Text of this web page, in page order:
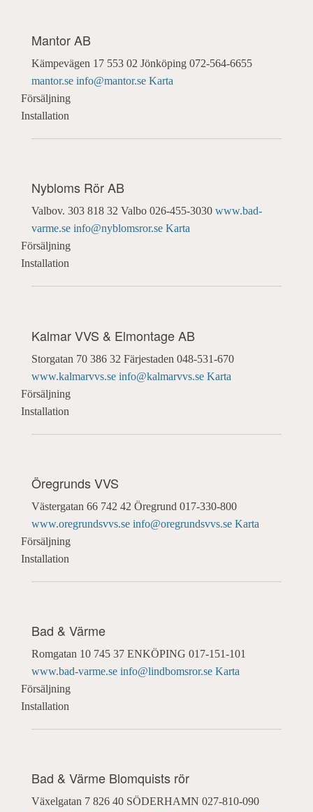
Mantor AB
Kämpevägen 17 553 02 Jönköping 072-564-6655
mantor.se info@mantor.se Karta
Försäljning
Installation
Nybloms Rör AB
Valbov. 303 818 32 Valbo 026-455-3030 www.bad-
varme.se info@nyblomsror.se Karta
Försäljning
Installation
Kalmar VVS & Elmontage AB
Storgatan 70 386 32 Färjestaden 048-531-670
www.kalmarvvs.se info@kalmarvvs.se Karta
Försäljning
Installation
Öregrunds VVS
Västergatan 66 742 42 Öregrund 017-330-800
www.oregrundsvvs.se info@oregrundsvvs.se Karta
Försäljning
Installation
Bad & Värme
Romgatan 10 745 37 ENKÖPING 017-151-101
www.bad-varme.se info@lindbomsror.se Karta
Försäljning
Installation
Bad & Värme Blomquists rör
Växelgatan 7 826 40 SÖDERHAMN 027-810-090